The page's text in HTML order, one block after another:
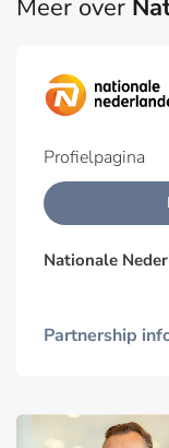
Meer over
Profielpagina
Nationale
Partnership